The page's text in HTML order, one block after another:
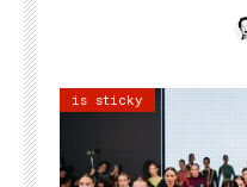
is sticky